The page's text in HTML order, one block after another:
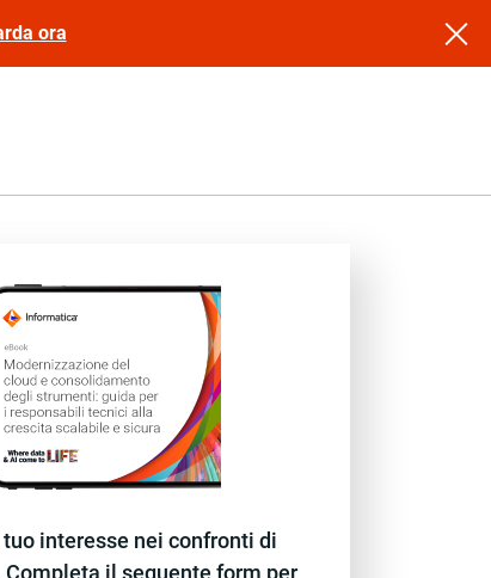
ora
tuo interesse nei confronti di
il seguente form per